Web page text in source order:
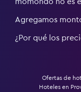
Agregamos
¿Por qué los
Ofertas de
Hoteles en